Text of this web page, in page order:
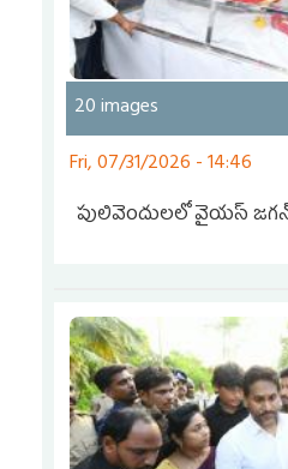
20 images
Fri, 07/31/2026 - 14:46
పులివెందులలో వైయస్‌